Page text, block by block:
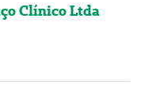
Clínico Ltda